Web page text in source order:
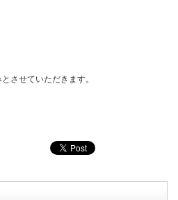
させていただきます。